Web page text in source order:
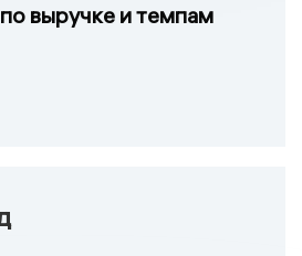
выручке и темпам